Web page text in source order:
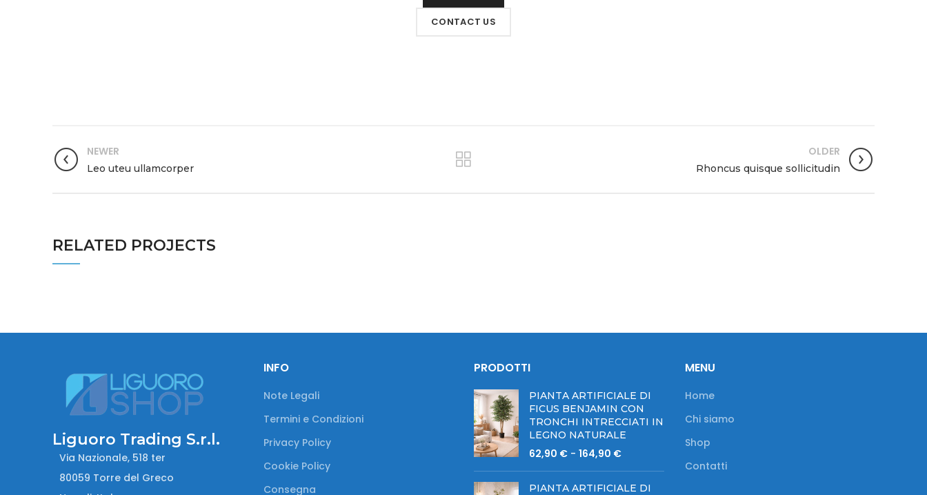
CONTACT US
NEWER
Leo uteu ullamcorper
OLDER
Rhoncus quisque sollicitudin
RELATED PROJECTS
Liguoro Trading S.r.l.
Via Nazionale, 518 ter
80059 Torre del Greco
INFO
Note Legali
Termini e Condizioni
Privacy Policy
Cookie Policy
Consegna
PRODOTTI
PIANTA ARTIFICIALE DI
FICUS BENJAMIN CON
TRONCHI INTRECCIATI IN
LEGNO NATURALE
62,90 € - 164,90 €Fascia
da
PIANTA ARTIFICIALE DI
MENU
Home
Chi siamo
Shop
Contatti